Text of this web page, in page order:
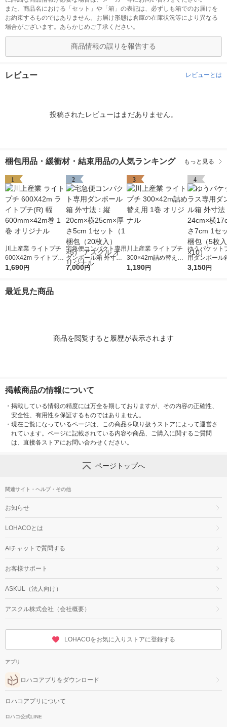
また、商品名における「セット」や「箱」の表記は、必ずしも箱でのお届けを
お約束するものではありません。お届け形態は倉庫の在庫状況等により異なる
場合がございます。あらかじめご了承ください。
商品情報の誤りを報告する
レビュー レビューとは
投稿されたレビューはまだありません。
梱包用品・緩衝材・結束用品の人気ランキング もっと見る
1
川上産業 ライトプチ
600X42m ライトプチ
(R) 幅600mm×42m巻
1,690円
2
宅急便コンパクト専用
ダンボール箱 外寸
法：縦20cm×横25cm
7,000円
3
川上産業 ライトプチ
300×42m詰め替え用
1巻 オリジナル
1,190円
4
ゆうパケット
用ダンボール
法：縦24cm×
3,150円
最近見た商品
商品を閲覧すると履歴が表示されます
掲載商品の情報について
・ 掲載している情報の精度には万全を期しておりますが、その内容の正確性、
安全性、有用性を保証するものではありません。
・ 現在ご覧になっているページは、この商品を取り扱うストアによって運営さ
れています。ページに記載されている内容や商品、ご購入に関するご質問
は、直接各ストアにお問い合わせください。
ページトップへ
関連サイト・ヘルプ・その他
お知らせ
LOHACOとは
AIチャットで質問する
お客様サポート
ASKUL（法人向け）
アスクル株式会社（会社概要）
LOHACOをお気に入りストアに登録する
アプリ
ロハコアプリをダウンロード
ロハコアプリについて
ロハコ公式LINE